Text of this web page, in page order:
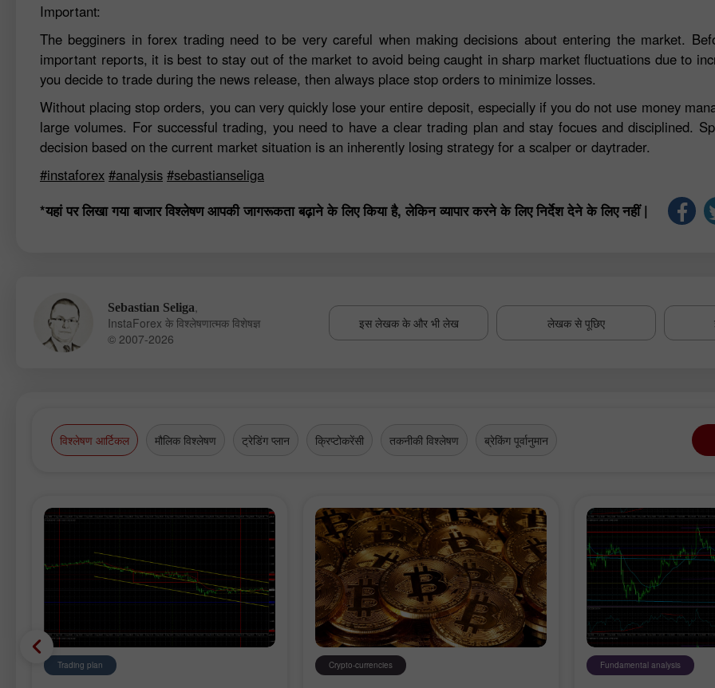
Important:
The begginers in forex trading need to be very careful when making decisions about entering the market.
important reports, it is best to stay out of the market to avoid being caught in sharp market fluctuations due to
you decide to trade during the news release, then always place stop orders to minimize losses.
Without placing stop orders, you can very quickly lose your entire deposit, especially if you do not use money
large volumes. For successful trading, you need to have a clear trading plan and stay focues and disciplined.
decision based on the current market situation is an inherently losing strategy for a scalper or daytrader.
#instaforex #analysis #sebastianseliga
*यहां पर लिखा गया बाजार विश्लेषण आपकी जागरूकता बढ़ाने के लिए किया है, लेकिन व्यापार करने के लिए निर्देश देने के लिए नहीं |
Sebastian Seliga
InstaForex के विश्लेषणात्मक विशेषज्ञ
© 2007-2026
इस लेखक के और भी लेख लेखक से पूछिए
विश्लेषण आर्टिकल मौलिक विश्लेषण ट्रेडिंग प्लान क्रिप्टोकरेंसी तकनीकी विश्लेषण ब्रेकिंग पूर्वानुमान
Trading plan Crypto-currencies Fundamental analysis